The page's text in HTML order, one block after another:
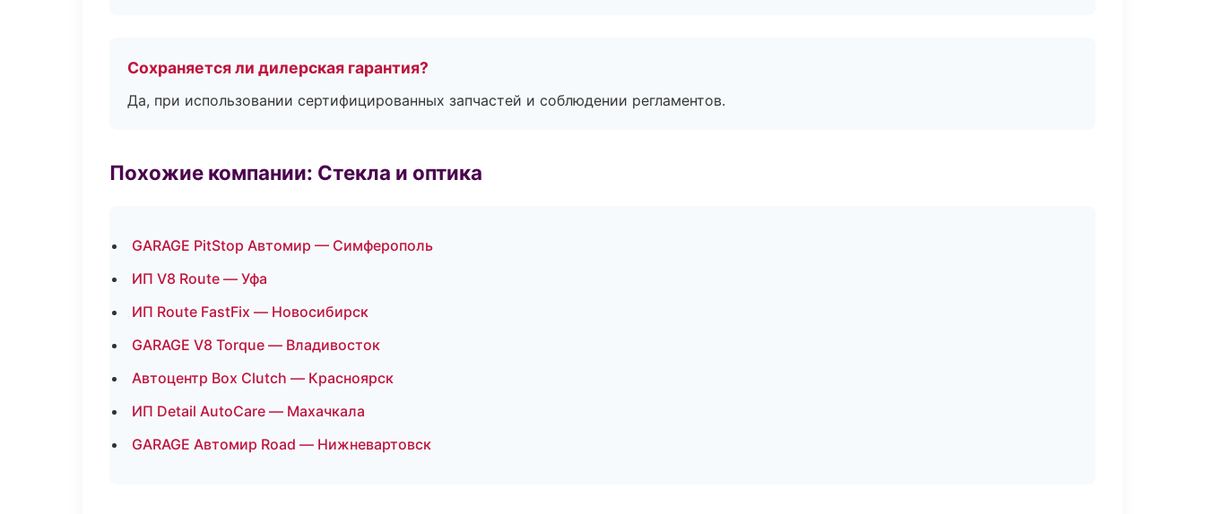
Сохраняется ли дилерская гарантия?
Да, при использовании сертифицированных запчастей и соблюдении регламентов.
Похожие компании: Стекла и оптика
GARAGE PitStop Автомир — Симферополь
ИП V8 Route — Уфа
ИП Route FastFix — Новосибирск
GARAGE V8 Torque — Владивосток
Автоцентр Box Clutch — Красноярск
ИП Detail AutoCare — Махачкала
GARAGE Автомир Road — Нижневартовск